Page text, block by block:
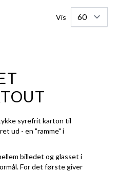
Vis
syrefrit karton til
ud - en "ramme" i
billedet og glasset i
For det første giver